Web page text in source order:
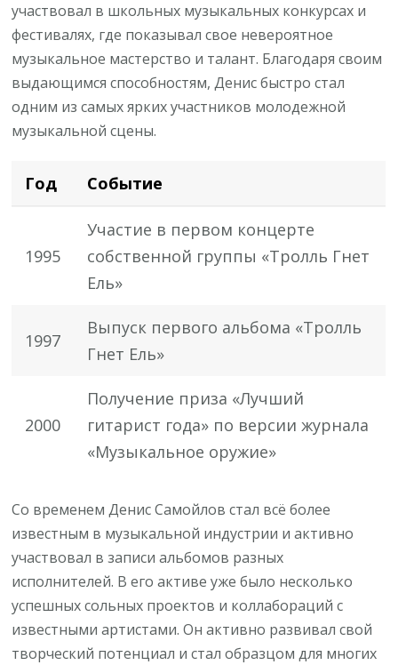
участвовал в школьных музыкальных конкурсах и
фестивалях, где показывал свое невероятное
музыкальное мастерство и талант. Благодаря своим
выдающимся способностям, Денис быстро стал
одним из самых ярких участников молодежной
музыкальной сцены.
Год Событие
1995
Участие в первом концерте
собственной группы «Тролль Гнет
Ель»
1997
Выпуск первого альбома «Тролль
Гнет Ель»
2000
Получение приза «Лучший
гитарист года» по версии журнала
«Музыкальное оружие»
Со временем Денис Самойлов стал всё более
известным в музыкальной индустрии и активно
участвовал в записи альбомов разных
исполнителей. В его активе уже было несколько
успешных сольных проектов и коллабораций с
известными артистами. Он активно развивал свой
творческий потенциал и стал образцом для многих